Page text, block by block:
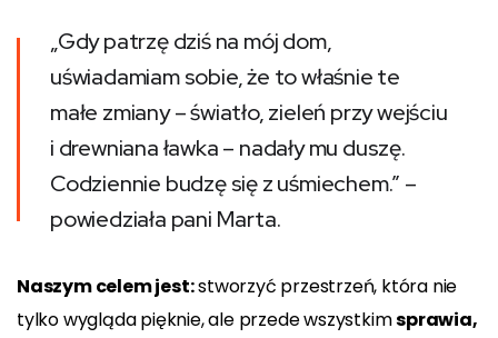
„Gdy patrzę dziś na mój dom,
uświadamiam sobie, że to właśnie te
małe zmiany – światło, zieleń przy wejściu
i drewniana ławka – nadały mu duszę.
Codziennie budzę się z uśmiechem.” –
powiedziała pani Marta.
Naszym celem jest:stworzyć przestrzeń, która nie
tylko wygląda pięknie, ale przede wszystkimsprawia,